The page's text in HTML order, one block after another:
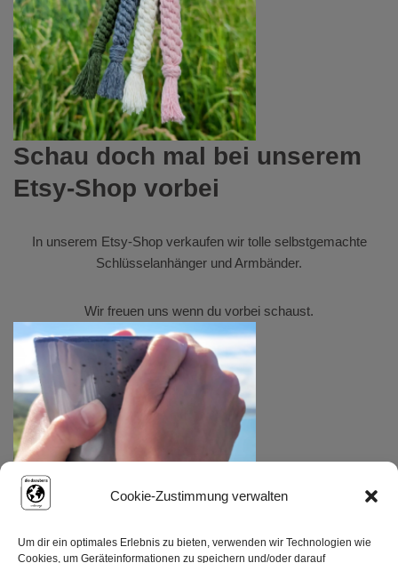
Cookie-Zustimmung verwalten
Um dir ein optimales Erlebnis zu bieten, verwenden wir Technologien wie
Cookies, um Geräteinformationen zu speichern und/oder darauf
Schau doch mal bei unserem
Etsy-Shop vorbei
In unserem Etsy-Shopverkaufen wir tolle selbstgemachte
Schlüsselanhänger und Armbänder.
Wir freuen uns wenn du vorbei schaust.